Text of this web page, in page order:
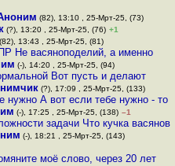
(82), 13:10 , 25-Мрт-25, (73)
(?), 13:20 , 25-Мрт-25, (76) +1
(82), 13:43 , 25-Мрт-25, (81)
Не васяноподелий, а именно
(-), 14:20 , 25-Мрт-25, (94)
Вот пусть и делают
(?), 17:09 , 25-Мрт-25, (133)
нужно А вот если тебе нужно - то
(-), 17:25 , 25-Мрт-25, (138) –1
задачи Что кучка васянов
(-), 18:21 , 25-Мрт-25, (143)
моё слово, через 20 лет